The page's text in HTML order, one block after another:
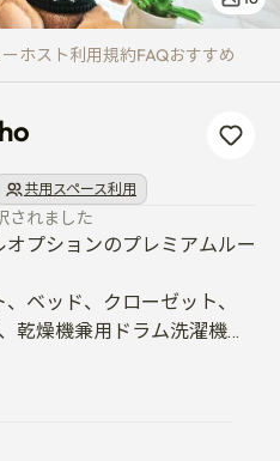
ホスト利用規約FAQおすすめ
共用スペース利用
されました
オプションのプレミアムルー
ベッド、クローゼット、
乾燥機兼用ドラム洗濯機な
部屋です。